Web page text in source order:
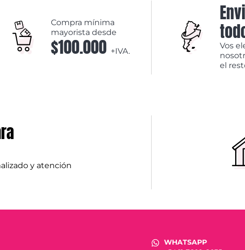
Compra mínima
mayorista desde
$100.000 +IVA.
Vos
el
y atención
WHATSAPP